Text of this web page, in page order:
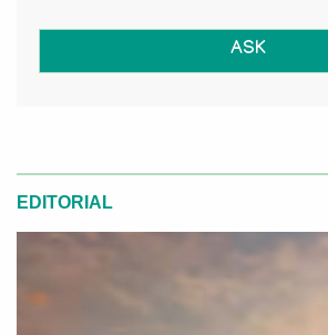
ASK
EDITORIAL